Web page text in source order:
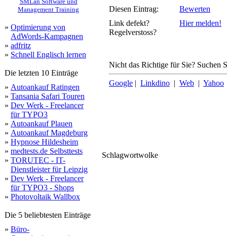
Management Training
» Optimierung von
AdWords-Kampagnen
» adfritz
» Schnell Englisch lernen
Die letzten 10 Einträge
» Autoankauf Ratingen
» Tansania Safari Touren
» Dev Werk - Freelancer
für TYPO3
» Autoankauf Plauen
» Autoankauf Magdeburg
» Hypnose Hildesheim
» medtests.de Selbsttests
» TORUTEC - IT-
Dienstleister für Leipzig
» Dev Werk - Freelancer
für TYPO3 - Shops
» Photovoltaik Wallbox
Die 5 beliebtesten Einträge
» Büro-
Diesen Eintrag:
Bewerten
Link defekt?
Regelverstoss?
Hier melden!
Nicht das Richtige für Sie? Suchen
Google | Linkdino | Web | Yahoo
Schlagwortwolke